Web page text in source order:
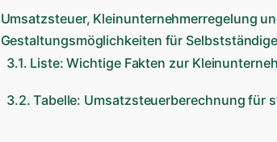
Umsatzsteuer, Kleinunternehmerregelung
Gestaltungsmöglichkeiten für Selbstständige
Liste: Wichtige Fakten zur
Tabelle: Umsatzsteuerberechnung für